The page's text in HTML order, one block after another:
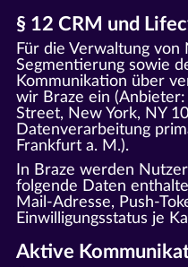
§ 12 CRM und
Für die Verwaltung von
Segmentierung sowie
Kommunikation über
wir Braze ein
Street, New York, NY
Datenverarbeitung
Frankfurt a. M.).
In Braze werden
folgende Daten
Mail-Adresse, Push-
Einwilligungsstatus je
Aktive